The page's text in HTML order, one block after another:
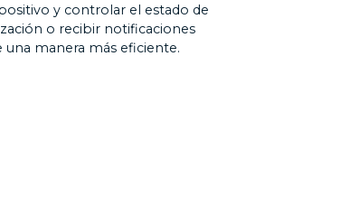
y controlar el estado de
o recibir notificaciones
una manera más eficiente.